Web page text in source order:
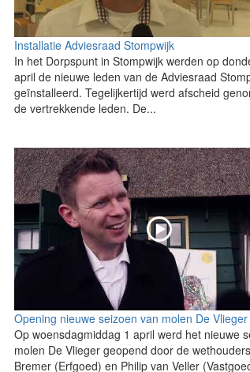
Installatie Adviesraad Stompwijk
In het Dorpspunt in Stompwijk werden op
april de nieuwe leden van de Adviesraad
geïnstalleerd. Tegelijkertijd werd afscheid
de vertrekkende leden. De...
Opening nieuwe seizoen van molen De Vlieger
Op woensdagmiddag 1 april werd het nieuwe
molen De Vlieger geopend door de
Bremer (Erfgoed) en Philip van Veller